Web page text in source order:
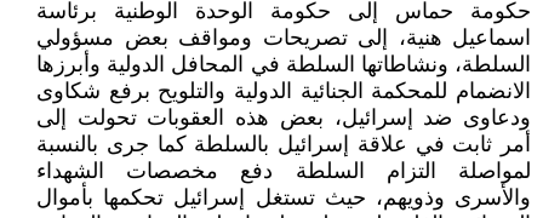
حكومة حماس إلى حكومة الوحدة الوطنية برئاسة
اسماعيل هنية، إلى تصريحات ومواقف بعض مسؤولي
السلطة، ونشاطاتها السلطة في المحافل الدولية وأبرزها
الانضمام للمحكمة الجنائية الدولية والتلويح برفع شكاوى
ودعاوى ضد إسرائيل، بعض هذه العقوبات تحولت إلى
أمر ثابت في علاقة إسرائيل بالسلطة كما جرى بالنسبة
لمواصلة التزام السلطة دفع مخصصات الشهداء
والأسرى وذويهم، حيث تستغل إسرائيل تحكمها بأموال